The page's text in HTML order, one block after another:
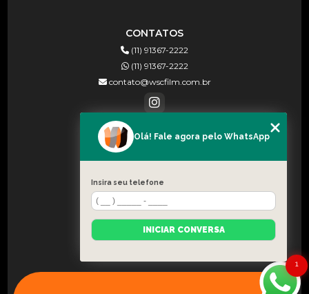
CONTATOS
(11) 91367-2222
(11) 91367-2222
contato@wscfilm.com.br
MENU
BLOG
CONTATO
CATEGORIAS
1
Olá! Fale agora pelo WhatsApp
Insira seu telefone
INICIAR CONVERSA